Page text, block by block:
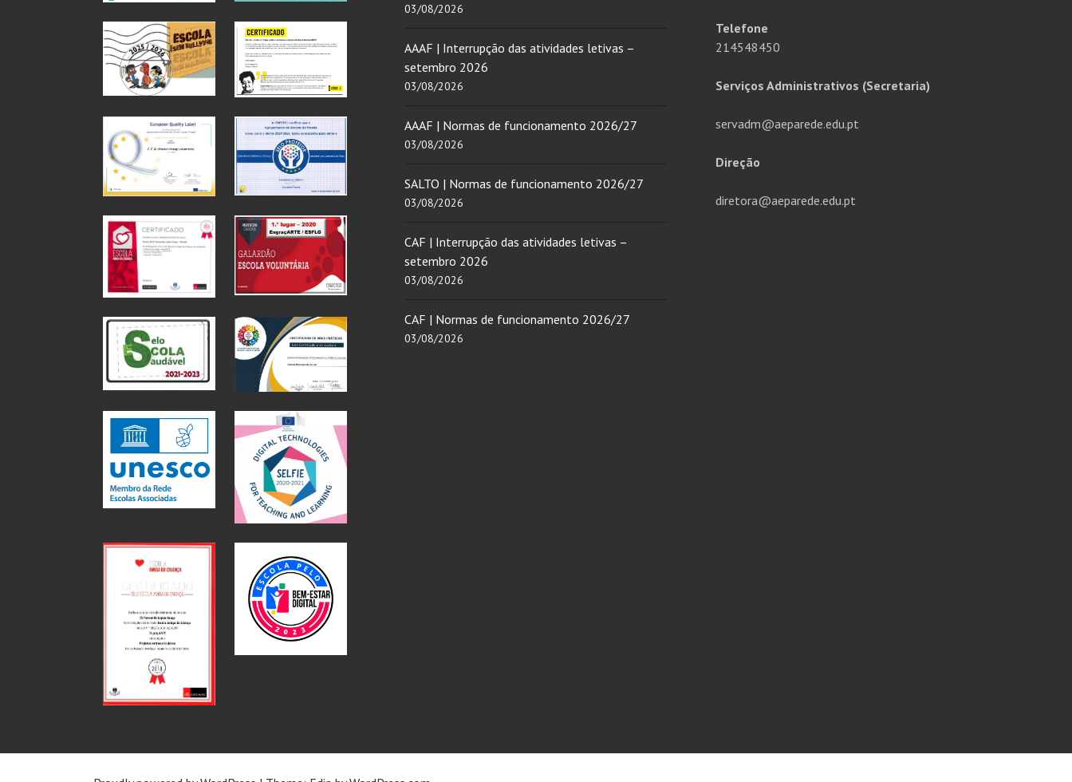
03/08/2026
AAAF | Interrupção das atividades letivas –
setembro 2026
03/08/2026
AAAF | Normas de funcionamento 2026/27
03/08/2026
SALTO | Normas de funcionamento 2026/27
03/08/2026
CAF | Interrupção das atividades letivas –
setembro 2026
03/08/2026
CAF | Normas de funcionamento 2026/27
03/08/2026
Telefone
214548450
Serviços Administrativos (Secretaria)
servadm@aeparede.edu.pt
Direção
diretora@aeparede.edu.pt